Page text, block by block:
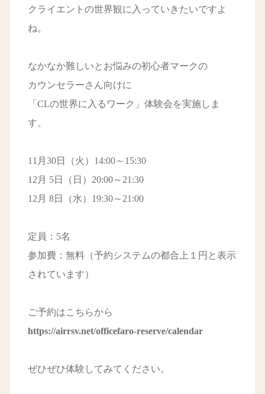
クライエントの世界観に入っていきたいですよ
ね。
なかなか難しいとお悩みの初心者マークの
カウンセラーさん向けに
「CLの世界に入るワーク」体験会を実施しま
す。
11月30日（火）14:00～15:30
12月 5日（日）20:00～21:30
12月 8日（水）19:30～21:00
定員：5名
参加費：無料（予約システムの都合上１円と表示
されています）
ご予約はこちらから
https://airrsv.net/officefaro-reserve/calendar
ぜひぜひ体験してみてください。